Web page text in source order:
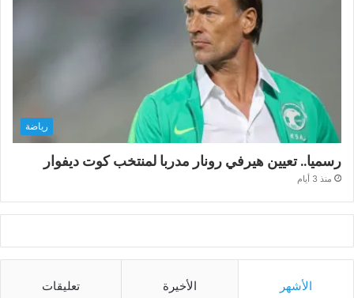
رياضة
رسميا.. تعيين هيرفي رونار مدربا لمنتخب كوت ديفوار
منذ 3 أيام
الأشهر الأخيرة تعليقات